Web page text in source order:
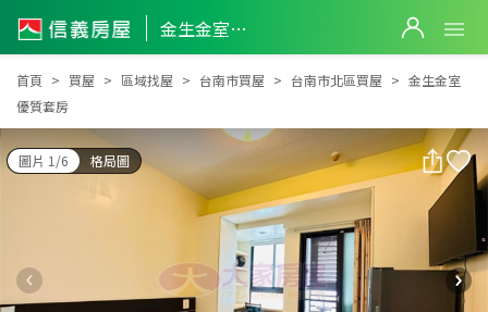
金生金室優質套房
金生金室優質套房
首頁 買屋 區域找屋 台南市買屋 台南市北區買屋
金生金室
優質套房
圖片 1/6 格局圖